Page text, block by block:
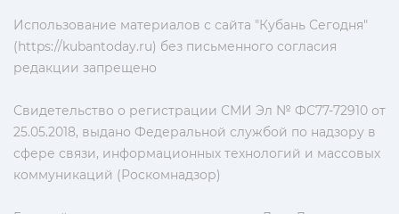
Использование материалов с сайта "Кубань Сегодня"
(https://kubantoday.ru) без письменного согласия
редакции запрещено
Свидетельство о регистрации СМИ Эл № ФС77-72910 от
25.05.2018, выдано Федеральной службой по надзору в
сфере связи, информационных технологий и массовых
коммуникаций (Роскомнадзор)